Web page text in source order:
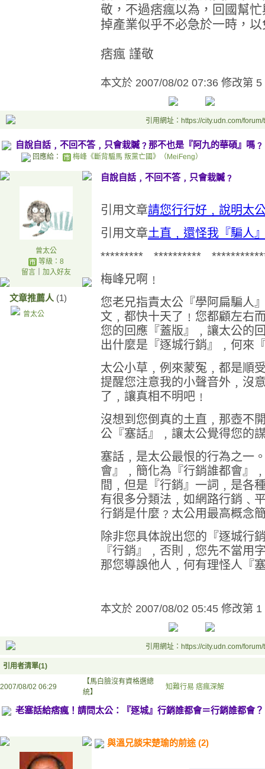
敬，不過痞瘋以為，回國幫
掉產業似乎不必急於一時，
痞瘋 謹敬
本文於 2007/08/02 07:36 修改第 5
引用網址：https://city.udn.com/
自說自話﹐不回不答﹐只會栽贓﹖那不也是『阿九的華碩』嗎﹖
回應給： 梅峰《斷背騸馬 叛黨亡國》（MeiFeng）
曾太公
等級：8
留言｜ 加入好友
文章推薦人 (1)
曾太公
自說自話﹐不回不答﹐只會栽贓﹖
引用文章請您行行好﹐說明太
引用文章土直﹐還怪我『騙人
********* **********
梅峰兄啊﹗
您老兄指責太公『學阿扁騙人
文﹐都快十天了﹗您都顧左右
您的回應『蓋版』﹐讓太公的
出什麼是『逐城行銷』﹐何來
太公小草﹐例來蒙冤﹐都是順
提醒您注意我的小聲音外﹐沒
了﹐讓真相不明吧﹗
沒想到您倒真的土直﹐那壺不
公『塞話』﹐讓太公覺得您的
塞話﹐是太公最恨的行為之一
會』﹐簡化為『行銷誰都會』
間﹐但是『行銷』一詞﹐是各
有很多分類法﹐如網路行銷﹑
行銷是什麼﹖太公用最高概念
除非您具体說出您的『逐城行
『行銷』﹐否則﹐您先不當用
那您導誤他人﹐何有理怪人『
本文於 2007/08/02 05:45 修改第 1
引用網址：https://city.udn.com/
引用者清單(1)
2007/08/02 06:29
【馬白臉沒有資格選總
統】
知難行易 痞瘋深解
老塞話給痞瘋！請問太公：『逐城』行銷誰都會＝行銷誰都會？
與溫兄談宋楚瑜的前途 (2)